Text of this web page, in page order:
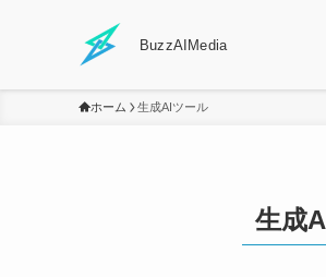
BuzzAIMedia
ホーム 生成AIツール
生成